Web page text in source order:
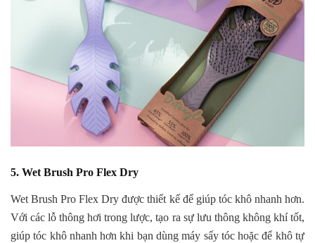
5. Wet Brush Pro Flex Dry
Wet Brush Pro Flex Dry được thiết kế để giúp tóc khô nhanh hơn.
Với các lỗ thông hơi trong lược, tạo ra sự lưu thông không khí tốt,
giúp tóc khô nhanh hơn khi bạn dùng máy sấy tóc hoặc để khô tự